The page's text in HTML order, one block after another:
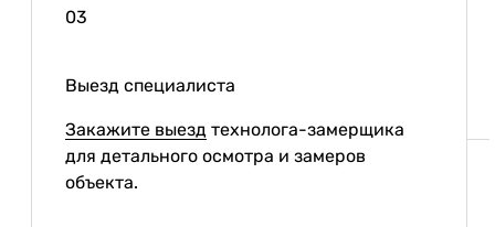
03
Выезд специалиста
Закажите выезд технолога-замерщика
для детального осмотра и замеров
объекта.